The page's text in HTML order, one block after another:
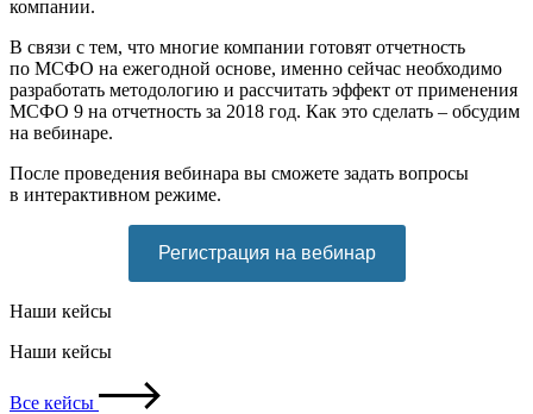
компании.
В связи с тем, что многие компании готовят отчетность
по МСФО на ежегодной основе, именно сейчас необходимо
разработать методологию и рассчитать эффект от применения
МСФО 9 на отчетность за 2018 год. Как это сделать – обсудим
на вебинаре.
После проведения вебинара вы сможете задать вопросы
в интерактивном режиме.
Регистрация на вебинар
Наши кейсы
Наши кейсы
Все кейсы